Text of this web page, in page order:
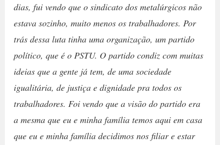
dias, fui vendo que o sindicato dos metalúrgicos não
estava sozinho, muito menos os trabalhadores. Por
trás dessa luta tinha uma organização, um partido
político, que é o PSTU. O partido condiz com muitas
ideias que a gente já tem, de uma sociedade
igualitária, de justiça e dignidade pra todos os
trabalhadores. Foi vendo que a visão do partido era
a mesma que eu e minha família temos aqui em casa
que eu e minha família decidimos nos filiar e estar